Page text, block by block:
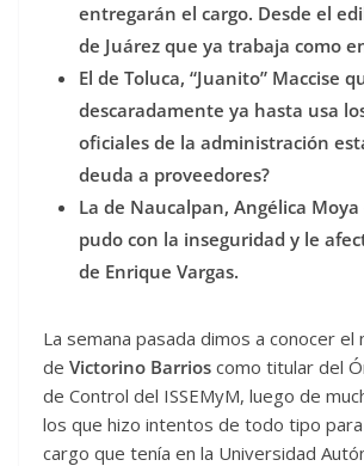
entregarán el cargo. Desde el
de Juárez que ya trabaja como
El de Toluca, “Juanito” Maccise
descaradamente ya hasta usa
oficiales de la administración
deuda a proveedores?
La de Naucalpan, Angélica
pudo con la inseguridad y le
de Enrique Vargas.
La semana pasada dimos a conocer el
de Victorino Barrios como titular del
de Control del ISSEMyM, luego de
los que hizo intentos de todo tipo
cargo que tenía en la Universidad